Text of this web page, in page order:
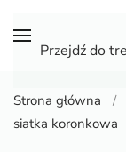
Przejdź do
Strona główna
siatka koronkowa